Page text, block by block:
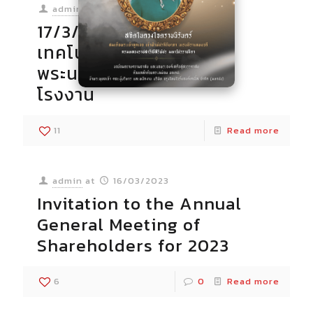
admin 21/03/2023
17/3/2566 มหาวิทยาลัย
เทคโนโลยีพระจอมเกล้า
พระนครเหนือ เข้าเยี่ยมชม
โรงงาน
11 Read more
admin at 16/03/2023
Invitation to the Annual
General Meeting of
Shareholders for 2023
6 0 Read more